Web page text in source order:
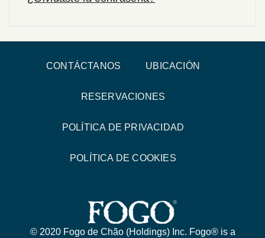
CONTÁCTANOS UBICACIÓN
RESERVACIONES
POLÍTICA DE PRIVACIDAD
POLÍTICA DE COOKIES
© 2020 Fogo de Chão (Holdings) Inc. Fogo® is a